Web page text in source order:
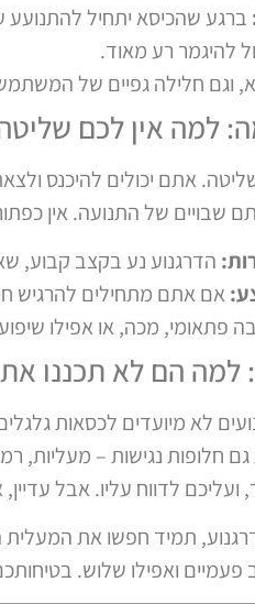
ברגע שהכיסא יתחיל להתנועע
להיגמר רע מאוד.
וגם חלילה גפיים של
למה אין לכם
אתם יכולים להיכנס
שבויים של התנועה. אין
הדרגנוע נע בקצב קבוע,
אם אתם מתחילים להרגיש
פתאומי, מכה, או אפילו
למה הם לא תכננו
לא מיועדים לכסאות
גם חלופות נגישות –
ועליכם לדווח עליו. אבל עדיין,
תמיד חפשו את המעלית
פעמיים ואפילו שלוש.